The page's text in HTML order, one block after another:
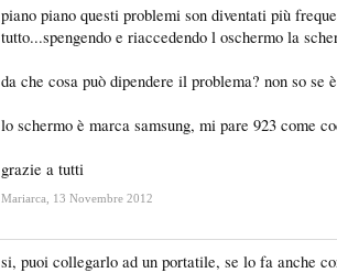
piano piano questi problemi son diventati più
tutto...spengendo e riaccedendo l oschermo la
da che cosa può dipendere il problema? non so
lo schermo è marca samsung, mi pare 923 come
grazie a tutti
Mariarca 13 Novembre 2012
si, puoi collegarlo ad un portatile, se lo fa anche